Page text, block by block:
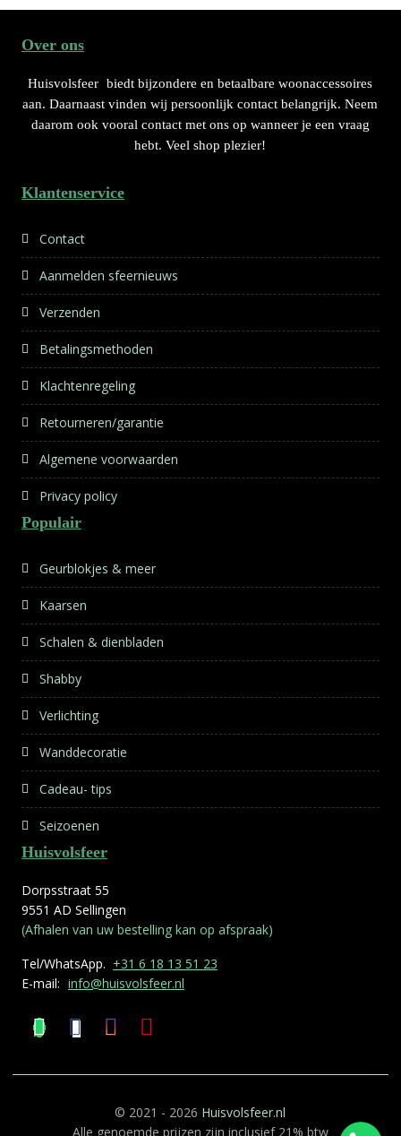
Over ons
Huisvolsfeer biedt bijzondere en betaalbare woonaccessoires
aan. Daarnaast vinden wij persoonlijk contact belangrijk. Neem
daarom ook vooral contact met ons op wanneer je een vraag
hebt. Veel shop plezier!
Klantenservice
Contact
Aanmelden sfeernieuws
Verzenden
Betalingsmethoden
Klachtenregeling
Retourneren/garantie
Algemene voorwaarden
Privacy policy
Populair
Geurblokjes & meer
Kaarsen
Schalen & dienbladen
Shabby
Verlichting
Wanddecoratie
Cadeau- tips
Seizoenen
Huisvolsfeer
Dorpsstraat 55
9551 AD Sellingen
(Afhalen van uw bestelling kan op afspraak)
Tel/WhatsApp. +31 6 18 13 51 23
E-mail: info@huisvolsfeer.nl
© 2021 - 2026 Huisvolsfeer.nl
Alle genoemde prijzen zijn inclusief 21% btw